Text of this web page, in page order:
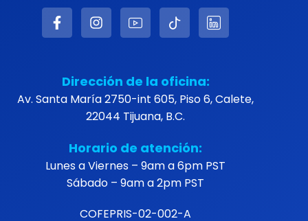
Dirección de la oficina:
Av. Santa María 2750-int 605, Piso 6, Calete,
22044 Tijuana, B.C.
Horario de atención:
Lunes a Viernes – 9am a 6pm PST
Sábado – 9am a 2pm PST
COFEPRIS-02-002-A